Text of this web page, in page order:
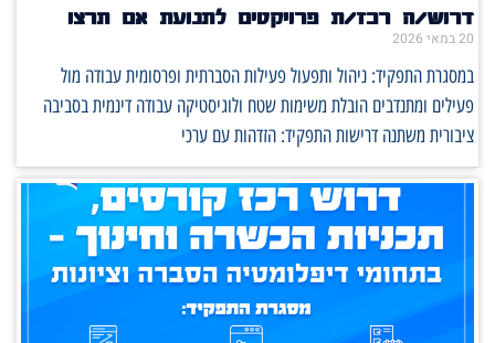
דרוש/ה רכז/ת פרויקטים לתנועת אם תרצו
20 במאי 2026
במסגרת התפקיד: ניהול ותפעול פעילות הסברתית ופרסומית עבודה מול
פעילים ומתנדבים הובלת משימות שטח ולוגיסטיקה עבודה דינמית בסביבה
ציבורית משתנה דרישות התפקיד: הזדהות עם ערכי